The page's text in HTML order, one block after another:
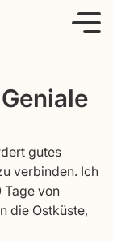
gutes
verbinden. Ich
Tage von
die Ostküste,